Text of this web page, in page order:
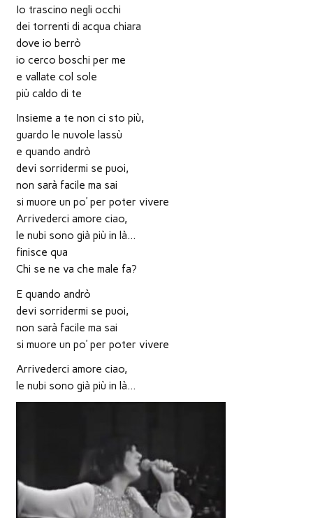
Io trascino negli occhi
dei torrenti di acqua chiara
dove io berrò
io cerco boschi per me
e vallate col sole
più caldo di te
Insieme a te non ci sto più,
guardo le nuvole lassù
e quando andrò
devi sorridermi se puoi,
non sarà facile ma sai
si muore un po’ per poter vivere
Arrivederci amore ciao,
le nubi sono già più in là…
finisce qua
Chi se ne va che male fa?
E quando andrò
devi sorridermi se puoi,
non sarà facile ma sai
si muore un po’ per poter vivere
Arrivederci amore ciao,
le nubi sono già più in là…